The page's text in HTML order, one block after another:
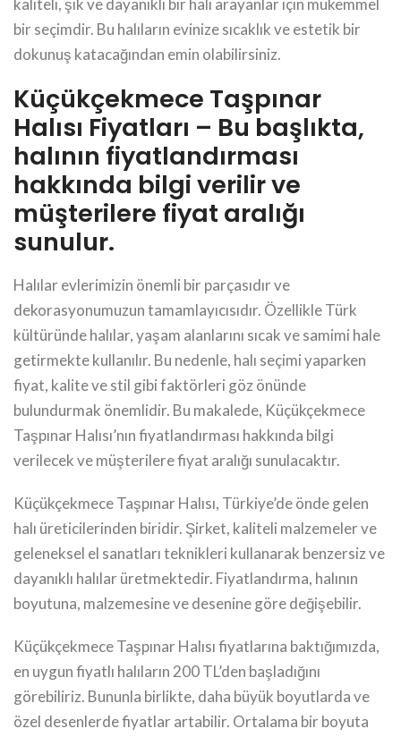
bir seçimdir. Bu halıların evinize sıcaklık ve estetik bir
dokunuş katacağından emin olabilirsiniz.
Küçükçekmece Taşpınar
Halısı Fiyatları – Bu başlıkta,
halının fiyatlandırması
hakkında bilgi verilir ve
müşterilere fiyat aralığı
sunulur.
Halılar evlerimizin önemli bir parçasıdır ve
dekorasyonumuzun tamamlayıcısıdır. Özellikle Türk
kültüründe halılar, yaşam alanlarını sıcak ve samimi hale
getirmekte kullanılır. Bu nedenle, halı seçimi yaparken
fiyat, kalite ve stil gibi faktörleri göz önünde
bulundurmak önemlidir. Bu makalede, Küçükçekmece
Taşpınar Halısı’nın fiyatlandırması hakkında bilgi
verilecek ve müşterilere fiyat aralığı sunulacaktır.
Küçükçekmece Taşpınar Halısı, Türkiye’de önde gelen
halı üreticilerinden biridir. Şirket, kaliteli malzemeler ve
geleneksel el sanatları teknikleri kullanarak benzersiz ve
dayanıklı halılar üretmektedir. Fiyatlandırma, halının
boyutuna, malzemesine ve desenine göre değişebilir.
Küçükçekmece Taşpınar Halısı fiyatlarına baktığımızda,
en uygun fiyatlı halıların 200 TL’den başladığını
görebiliriz. Bununla birlikte, daha büyük boyutlarda ve
özel desenlerde fiyatlar artabilir. Ortalama bir boyuta